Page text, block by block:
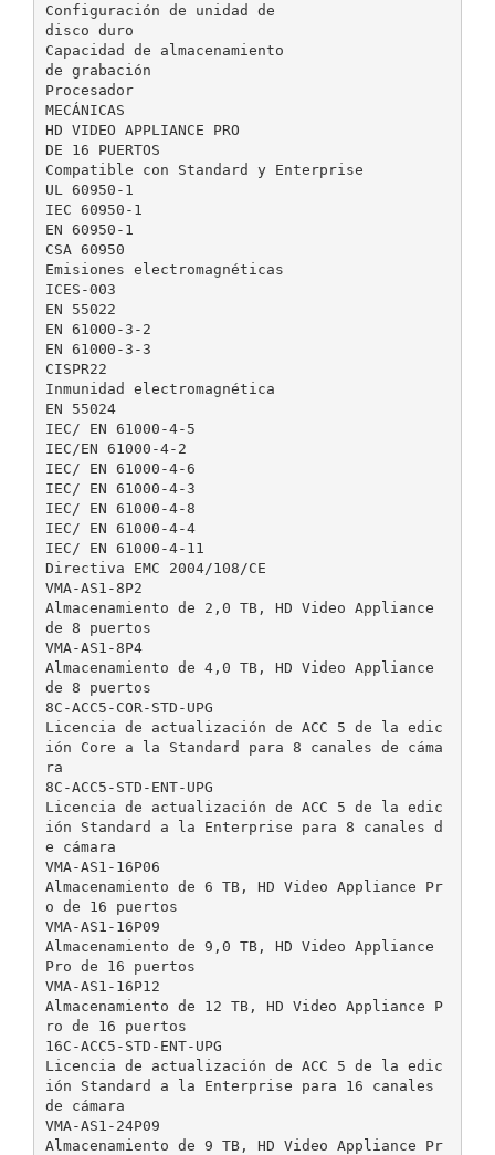
Configuración de unidad de
disco duro
Capacidad de almacenamiento
de grabación
Procesador
MECÁNICAS
HD VIDEO APPLIANCE PRO
DE 16 PUERTOS
Compatible con Standard y Enterprise
UL 60950-1
IEC 60950-1
EN 60950-1
CSA 60950
Emisiones electromagnéticas
ICES-003
EN 55022
EN 61000-3-2
EN 61000-3-3
CISPR22
Inmunidad electromagnética
EN 55024
IEC/ EN 61000-4-5
IEC/EN 61000-4-2
IEC/ EN 61000-4-6
IEC/ EN 61000-4-3
IEC/ EN 61000-4-8
IEC/ EN 61000-4-4
IEC/ EN 61000-4-11
Directiva EMC 2004/108/CE
VMA-AS1-8P2
Almacenamiento de 2,0 TB, HD Video Appliance
de 8 puertos
VMA-AS1-8P4
Almacenamiento de 4,0 TB, HD Video Appliance
de 8 puertos
8C-ACC5-COR-STD-UPG
Licencia de actualización de ACC 5 de la edic
ión Core a la Standard para 8 canales de cáma
ra
8C-ACC5-STD-ENT-UPG
Licencia de actualización de ACC 5 de la edic
ión Standard a la Enterprise para 8 canales d
e cámara
VMA-AS1-16P06
Almacenamiento de 6 TB, HD Video Appliance Pr
o de 16 puertos
VMA-AS1-16P09
Almacenamiento de 9,0 TB, HD Video Appliance
Pro de 16 puertos
VMA-AS1-16P12
Almacenamiento de 12 TB, HD Video Appliance P
ro de 16 puertos
16C-ACC5-STD-ENT-UPG
Licencia de actualización de ACC 5 de la edic
ión Standard a la Enterprise para 16 canales
de cámara
VMA-AS1-24P09
Almacenamiento de 9 TB, HD Video Appliance Pr